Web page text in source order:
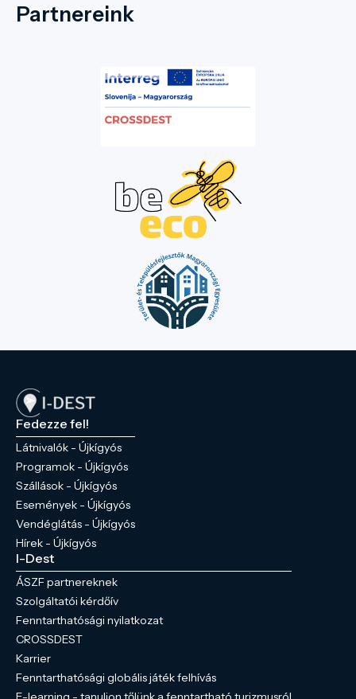
Partnereink
Fedezze fel!
Látnivalók - Újkígyós
Programok - Újkígyós
Szállások - Újkígyós
Események - Újkígyós
Vendéglátás - Újkígyós
Hírek - Újkígyós
I-Dest
ÁSZF partnereknek
Szolgáltatói kérdőív
Fenntarthatósági nyilatkozat
CROSSDEST
Karrier
Fenntarthatósági globális játék felhívás